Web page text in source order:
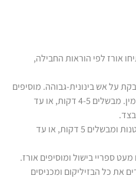
מעלות. הרתיחו אורז לפי הוראות החבילה,
על אש בינונית-גבוהה. מוסיפים
עוף ומפזרים מעט מלח, פלפל וטימין. מבשלים 4-5 דקות, או עד
באותה מחבת, מוסיפים פטריות קטנות ומבשלים 5 דקות, או עד
ספריי בישול ומוסיפים אורז.
את כל הבזיליקום ומכניסים